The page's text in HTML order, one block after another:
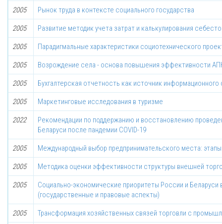
2005 Рынок труда в контексте социального государства
2005 Развитие методик учета затрат и калькулирования
2005 Парадигмальные характеристики социотехнического
2005 Возрождение села - основа повышения эффективности
2005 Бухгалтерская отчетность как источник
2005 Маркетинговые исследования в туризме
2022
Рекомендации по поддержанию и восстановлению
Беларуси после пандемии COVID-19
2005 Международный выбор предпринимательского места:
2005 Методика оценки эффективности структуры внешней
2005
Социально-экономические приоритеты России и Беларуси
(государственные и правовые аспекты)
2005 Трансформация хозяйственных связей торговли с